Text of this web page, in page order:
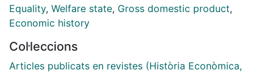
egalitarian, suggesting that unequal societies were in a
sort of inequality trap, where inequality itself was an
Equality, Welfare state, Gross domestic product,
Economic history
Col·leccions
Articles publicats en revistes (Història Econòmica,